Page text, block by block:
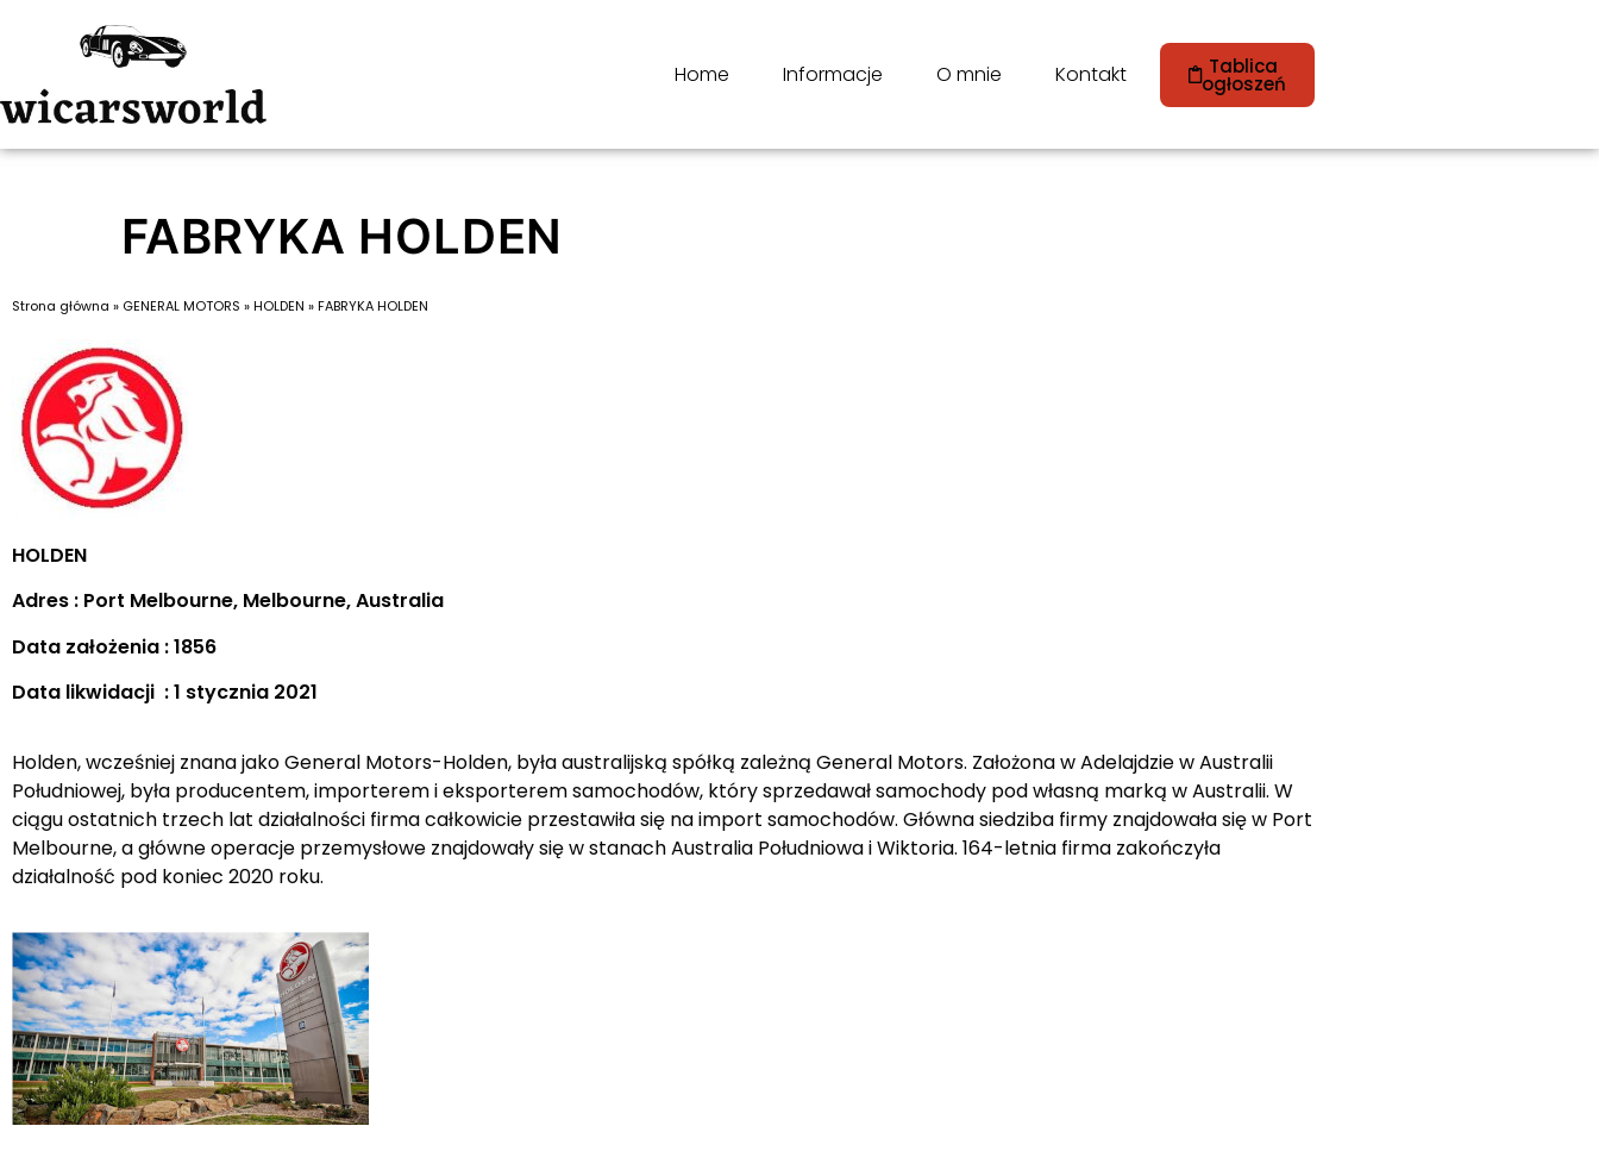
Home Informacje O mnie Kontakt Tablica
ogłoszeń
FABRYKA HOLDEN
Strona główna » GENERAL MOTORS »HOLDEN »FABRYKA HOLDEN
HOLDEN
Adres : Port Melbourne, Melbourne, Australia
Data założenia : 1856
Data likwidacji : 1 stycznia 2021
Holden, wcześniej znana jako General Motors-Holden, była australijską spółką zależną General Motors. Założona w Adelajdzie w Australii
Południowej, była producentem, importerem i eksporterem samochodów, który sprzedawał samochody pod własną marką w Australii. W
ciągu ostatnich trzech lat działalności firma całkowicie przestawiła się na import samochodów. Główna siedziba firmy znajdowała się w Port
Melbourne, a główne operacje przemysłowe znajdowały się w stanach Australia Południowa i Wiktoria. 164-letnia firma zakończyła
działalność pod koniec 2020 roku.